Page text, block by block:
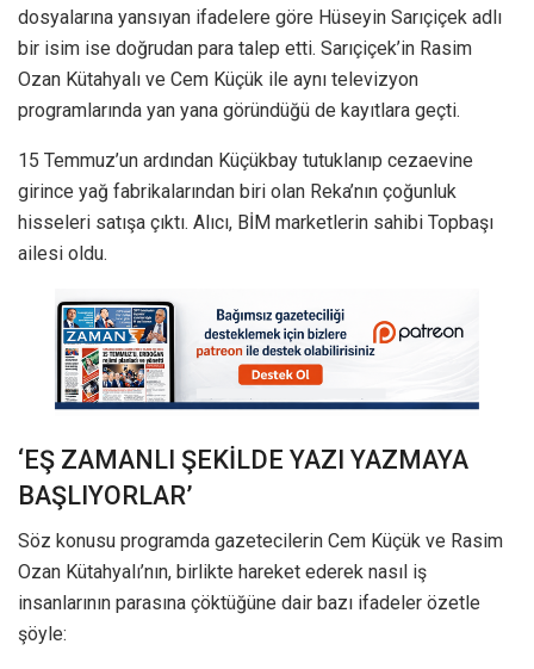
dosyalarına yansıyan ifadelere göre Hüseyin Sarıçiçek adlı
bir isim ise doğrudan para talep etti. Sarıçiçek’in Rasim
Ozan Kütahyalı ve Cem Küçük ile aynı televizyon
programlarında yan yana göründüğü de kayıtlara geçti.
15 Temmuz’un ardından Küçükbay tutuklanıp cezaevine
girince yağ fabrikalarından biri olan Reka’nın çoğunluk
hisseleri satışa çıktı. Alıcı, BİM marketlerin sahibi Topbaşı
ailesi oldu.
‘EŞ ZAMANLI ŞEKİLDE YAZI YAZMAYA
BAŞLIYORLAR’
Söz konusu programda gazetecilerin Cem Küçük ve Rasim
Ozan Kütahyalı’nın, birlikte hareket ederek nasıl iş
insanlarının parasına çöktüğüne dair bazı ifadeler özetle
şöyle: